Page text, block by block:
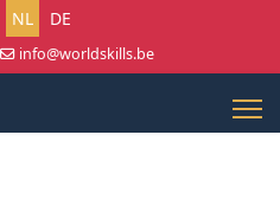
uw taal
NL DE
info@worldskills.be